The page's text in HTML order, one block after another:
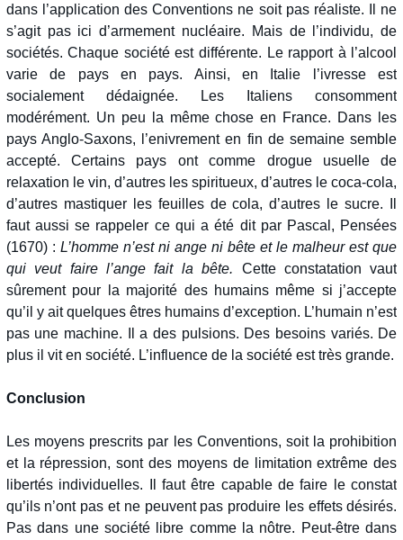
dans l’application des Conventions ne soit pas réaliste. Il ne
s’agit pas ici d’armement nucléaire. Mais de l’individu, de
sociétés. Chaque société est différente. Le rapport à l’alcool
varie de pays en pays. Ainsi, en Italie l’ivresse est
socialement dédaignée. Les Italiens consomment
modérément. Un peu la même chose en France. Dans les
pays Anglo-Saxons, l’enivrement en fin de semaine semble
accepté. Certains pays ont comme drogue usuelle de
relaxation le vin, d’autres les spiritueux, d’autres le coca-cola,
d’autres mastiquer les feuilles de cola, d’autres le sucre. Il
faut aussi se rappeler ce qui a été dit par Pascal, Pensées
(1670) : L’homme n’est ni ange ni bête et le malheur est que
qui veut faire l’ange fait la bête. Cette constatation vaut
sûrement pour la majorité des humains même si j’accepte
qu’il y ait quelques êtres humains d’exception. L’humain n’est
pas une machine. Il a des pulsions. Des besoins variés. De
plus il vit en société. L’influence de la société est très grande.
Conclusion
Les moyens prescrits par les Conventions, soit la prohibition
et la répression, sont des moyens de limitation extrême des
libertés individuelles. Il faut être capable de faire le constat
qu’ils n’ont pas et ne peuvent pas produire les effets désirés.
Pas dans une société libre comme la nôtre. Peut-être dans